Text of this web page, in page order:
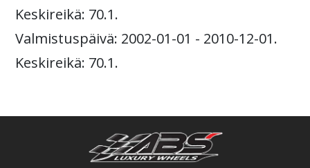
Keskireikä: 70.1.
Valmistuspäivä: 2002-01-01 - 2010-12-01.
Keskireikä: 70.1.